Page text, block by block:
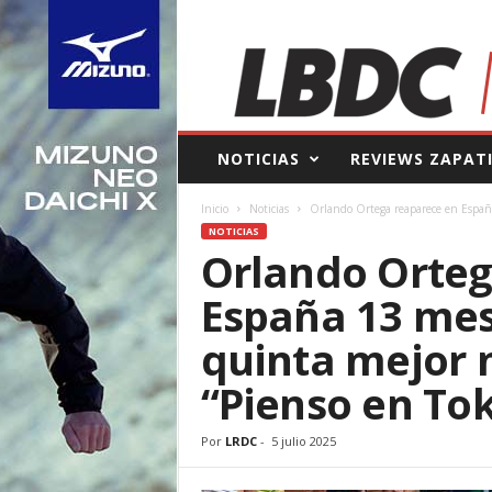
B
e
o
e
d
NOTICIAS REVIEWS
Inicio Noticias Orlando Ortega reaparece en
NOTICIAS
Orlando
España 13
quinta mejor
“Pienso en
Por LRDC- 5 julio 2025